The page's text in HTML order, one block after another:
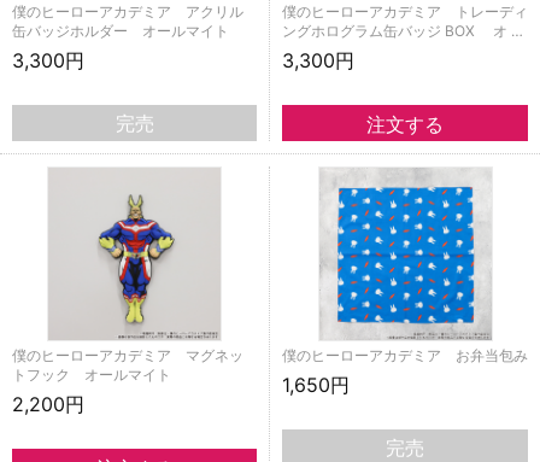
僕のヒーローアカデミア アクリル
缶バッジホルダー オールマイト
3,300円
完売
僕のヒーローアカデミア トレーディ
ングホログラム缶バッジ BOX オ …
3,300円
僕のヒーローアカデミア マグネッ
トフック オールマイト
2,200円
僕のヒーローアカデミア お弁当包み
1,650円
完売